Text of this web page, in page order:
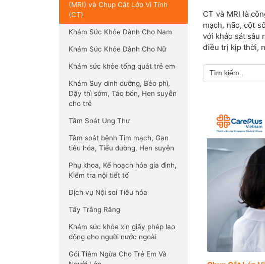
CT và MRI là
mạch, não, cột
với khảo sát sâu
điều trị kịp thời,
(MRI) và Chụp Cắt Lớp Vi Tính
(CT)
Khám Sức Khỏe Dành Cho Nam
Khám Sức Khỏe Dành Cho Nữ
Khám sức khỏe tổng quát trẻ em
Khám Suy dinh dưỡng, Béo phì,
Dậy thì sớm, Táo bón, Hen suyễn
cho trẻ
Tầm Soát Ung Thư
Tầm soát bệnh Tim mạch, Gan
tiêu hóa, Tiểu đường, Hen suyễn
Phụ khoa, Kế hoạch hóa gia đình,
Kiểm tra nội tiết tố
Dịch vụ Nội soi Tiêu hóa
Tẩy Trắng Răng
Khám sức khỏe xin giấy phép lao
động cho người nước ngoài
Gói Tiêm Ngừa Cho Trẻ Em Và